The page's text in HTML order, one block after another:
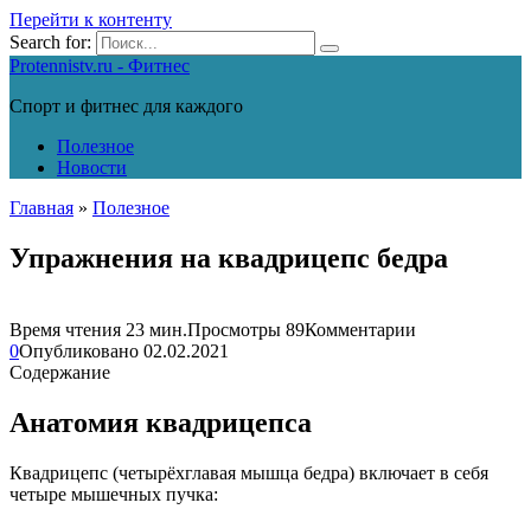
Перейти к контенту
Search for:
Protennistv.ru - Фитнес
Спорт и фитнес для каждого
Полезное
Новости
Главная » Полезное
Упражнения на квадрицепс бедра
Время чтения 23 мин.Просмотры 89Комментарии
0Опубликовано 02.02.2021
Содержание
Анатомия квадрицепса
Квадрицепс (четырёхглавая мышца бедра) включает в себя
четыре мышечных пучка: